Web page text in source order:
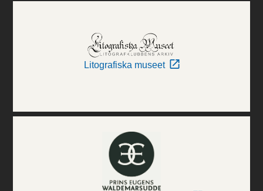
Litografiska museet